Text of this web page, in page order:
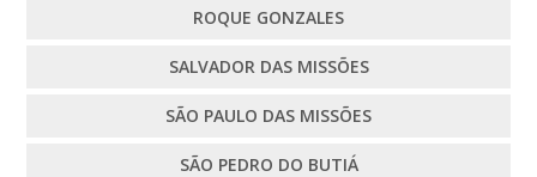
ROQUE GONZALES
SALVADOR DAS MISSÕES
SÃO PAULO DAS MISSÕES
SÃO PEDRO DO BUTIÁ